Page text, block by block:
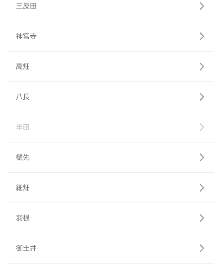
三反田
神宮寺
高畑
八長
半田
樋先
細畑
羽根
御土井